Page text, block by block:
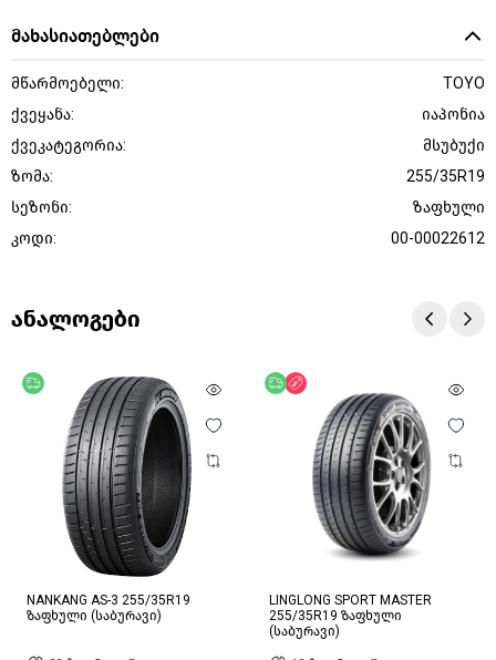
მახასიათებლები
მწარმოებელი:
TOYO
ქვეყანა:
იაპონია
ქვეკატეგორია:
მსუბუქი
ზომა:
255/35R19
სეზონი:
ზაფხული
კოდი:
00-00022612
ანალოგები
უფასო მიწოდება
NANKANG AS-3 255/35R19
ზაფხული (საბურავი)
უფასო მიწოდება
LINGLONG SPORT MASTER
255/35R19 ზაფხული
(საბურავი)